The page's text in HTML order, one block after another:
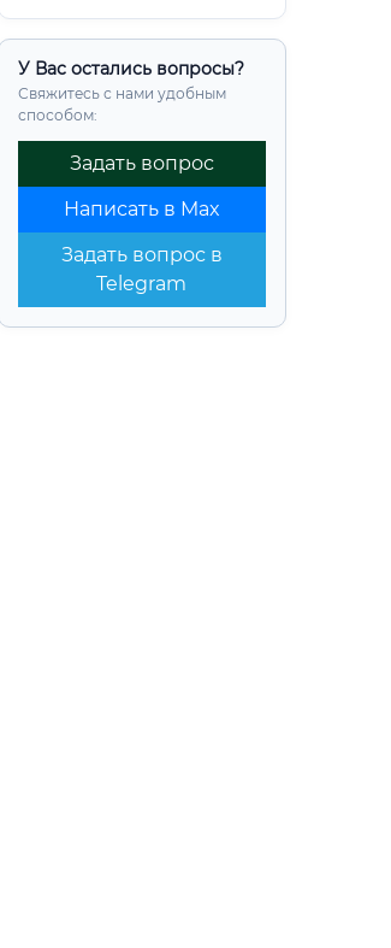
У Вас остались вопросы?
Свяжитесь с нами удобным
способом:
Задать вопрос
Написать в Max
Задать вопрос в
Telegram